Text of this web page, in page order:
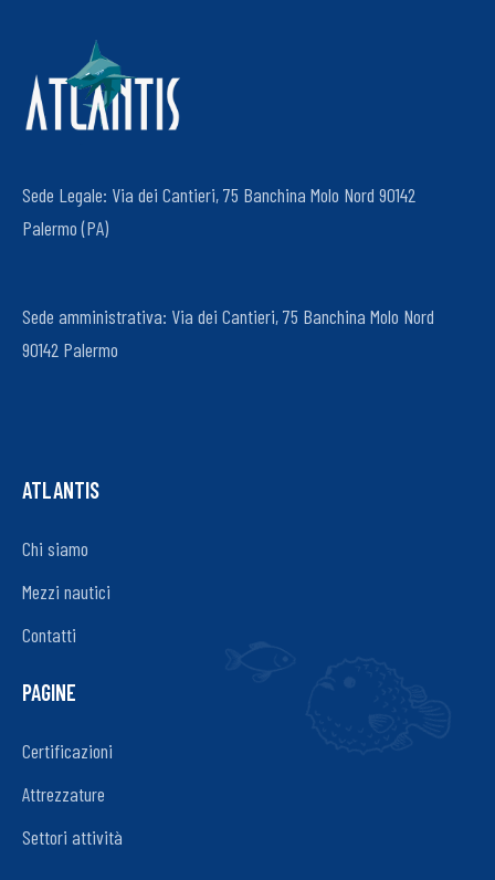
Sede Legale: Via dei Cantieri, 75 Banchina Molo Nord 90142
Palermo (PA)
Sede amministrativa: Via dei Cantieri, 75 Banchina Molo Nord
90142 Palermo
ATLANTIS
Chi siamo
Mezzi nautici
Contatti
PAGINE
Certificazioni
Attrezzature
Settori attività